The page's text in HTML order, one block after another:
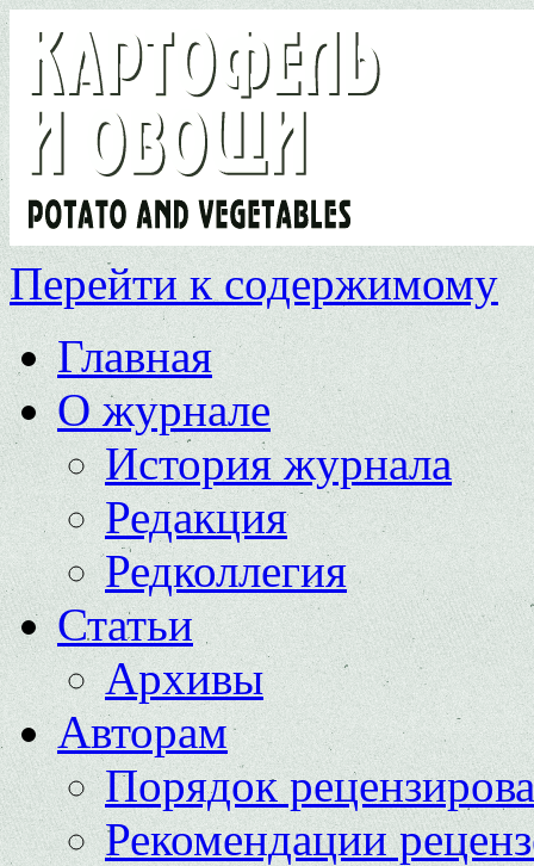
Перейти к содержимому
Главная
О журнале
История журнала
Редакция
Редколлегия
Статьи
Архивы
Авторам
Порядок
Рекомендации